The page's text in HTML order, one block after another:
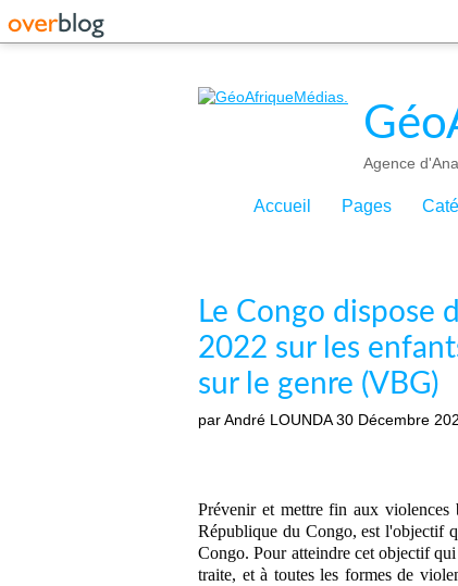
Agence
Accueil Pages
Le Congo dispose
2022 sur les
sur le genre (VBG)
par André LOUNDA 30 Décembre
Prévenir et mettre fin aux violences
République du Congo, est l'objectif
Congo. Pour atteindre cet objectif
traite, et à toutes les formes de